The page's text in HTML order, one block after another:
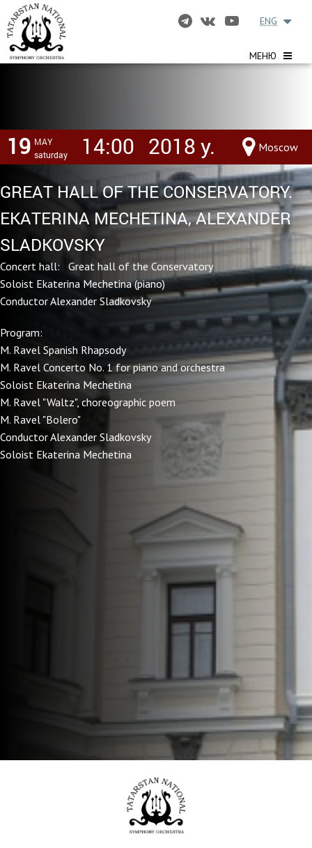
МЕНЮ
ENG
19 MAY
saturday
14:00 2018 y. Moscow
GREAT HALL OF THE CONSERVATORY.
EKATERINA MECHETINA, ALEXANDER
SLADKOVSKY
Concert hall: Great hall of the Conservatory
Soloist Ekaterina Mechetina (piano)
Conductor Alexander Sladkovsky
Program:
M. Ravel Spanish Rhapsody
M. Ravel Concerto No. 1 for piano and orchestra
Soloist Ekaterina Mechetina
M. Ravel "Waltz", choreographic poem
M. Ravel "Bolero"
Conductor Alexander Sladkovsky
Soloist Ekaterina Mechetina